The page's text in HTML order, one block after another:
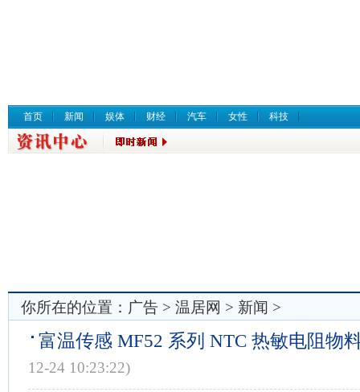
首页 新闻 娱体 财经 汽车 女性 科技
你所在的位置： 广告 > 温居网 > 新闻 >
富温传感 MF52 系列 NTC 热敏电阻物
12-24 10:23:22)